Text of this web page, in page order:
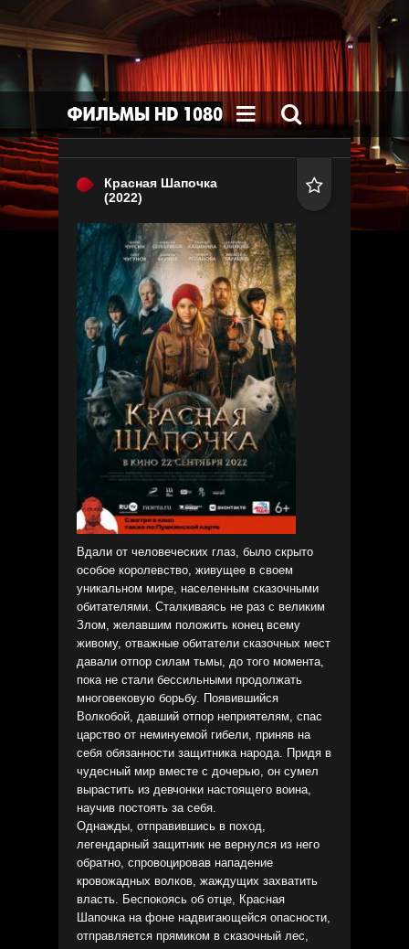
 
Красная Шапочка
(2022)

Вдали от человеческих глаз, было скрыто
особое королевство, живущее в своем
уникальном мире, населенным сказочными
обитателями. Сталкиваясь не раз с великим
Злом, желавшим положить конец всему
живому, отважные обитатели сказочных мест
давали отпор силам тьмы, до того момента,
пока не стали бессильными продолжать
многовековую борьбу. Появившийся
Волкобой, давший отпор неприятелям, спас
царство от неминуемой гибели, приняв на
себя обязанности защитника народа. Придя в
чудесный мир вместе с дочерью, он сумел
вырастить из девчонки настоящего воина,
научив постоять за себя.
Однажды, отправившись в поход,
легендарный защитник не вернулся из него
обратно, спровоцировав нападение
кровожадных волков, жаждущих захватить
власть. Беспокоясь об отце, Красная
Шапочка на фоне надвигающейся опасности,
отправляется прямиком в сказочный лес,